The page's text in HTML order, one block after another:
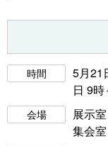
時間
5月21
日 9
会場
展示室
集会室